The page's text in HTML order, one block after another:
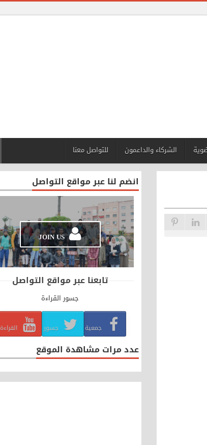
الشركاء والداعمون للتواصل معنا
انضم لنا عبر مواقع التواصل
JOIN US
تابعنا عبر مواقع التواصل
جسور القراءة
جمعية جسور القراءة
عدد مرات مشاهدة الموقع